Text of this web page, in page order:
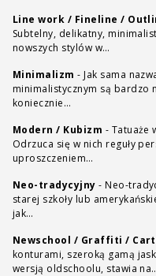
Line work / Fineline /
Subtelny, delikatny,
nowszych stylów w…
Minimalizm - Jak sama
minimalistycznym są bardzo
koniecznie…
Modern / Kubizm - Tatuaże
Odrzuca się w nich reguły
uproszczeniem…
Neo-tradycyjny - Neo-
starej szkoły lub
jak…
Newschool / Graffiti /
konturami, szeroką gamą
wersją oldschoolu, stawia